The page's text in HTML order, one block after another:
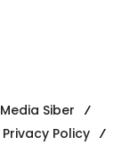
Siber
Privacy Policy